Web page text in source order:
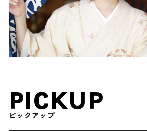
PICKUP
ピックアップ